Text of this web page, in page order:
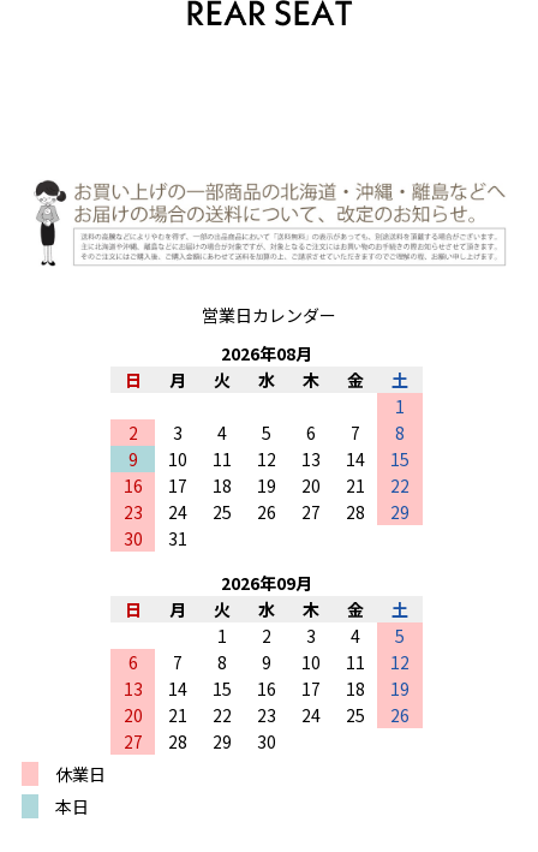
営業日カレンダー
2026年08月
日
月 火 水 木 金
土
1
2
3 4 5 6 7
8
9
10 11 12 13 14
15
16
17 18 19 20 21
22
23
24 25 26 27 28
29
30
31
2026年09月
日
月 火 水 木 金
土
1
2 3 4
5
6
7 8 9 10 11
12
13
14 15 16 17 18
19
20
21 22 23 24 25
26
27
28 29
30
休業日
本日